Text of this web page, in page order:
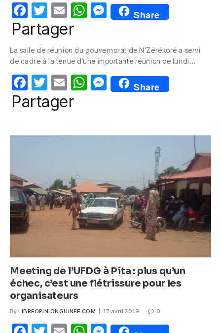
F
a
e
b
o
o
T
w
itt
er
E
m
W
s
A
p
M
e
e
n
g
Share
Partager
La salle de réunion du gouvernorat de N’Zérékoré a servi
de cadre à la tenue d’une importante réunion ce lundi…
F
a
o
k
T
w
itt
E
m
W
p
M
e
er
Share
Partager
Meeting de l’UFDG à Pita : plus qu’un
échec, c’est une flétrissure pour les
organisateurs
By LIBREOPINIONGUINEE.COM 17 avril 2019 0